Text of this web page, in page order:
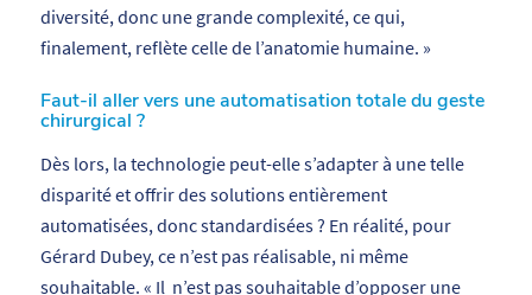
diversité, donc une grande complexité, ce qui,
finalement, reflète celle de l’anatomie humaine. »
Faut-il aller vers une automatisation totale du geste
chirurgical ?
Dès lors, la technologie peut-elle s’adapter à une telle
disparité et offrir des solutions entièrement
automatisées, donc standardisées ? En réalité, pour
Gérard Dubey, ce n’est pas réalisable, ni même
souhaitable. « Il n’est pas souhaitable d’opposer une